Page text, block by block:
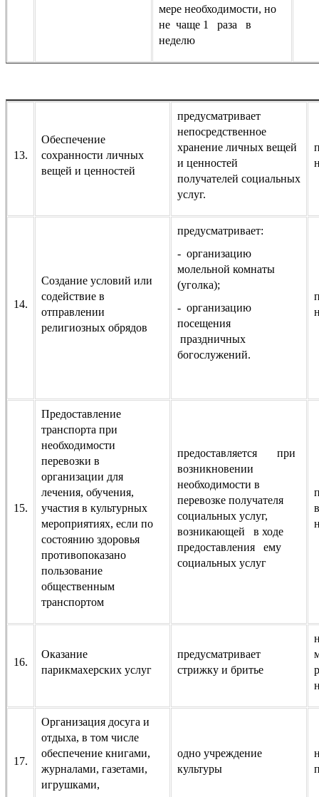
мере необходимости, но
не чаще 1 раза в
неделю
13.
Обеспечение
сохранности личных
вещей и ценностей
предусматривает
непосредственное
хранение личных вещей
и ценностей
получателей социальных
услуг.
14.
Создание условий или
содействие в
отправлении
религиозных обрядов
предусматривает:
- организацию
молельной комнаты
(уголка);
- организацию
посещения
праздничных
богослужений.
15.
Предоставление
транспорта при
необходимости
перевозки в
организации для
лечения, обучения,
участия в культурных
мероприятиях, если по
состоянию здоровья
противопоказано
пользование
общественным
транспортом
предоставляется при
возникновении
необходимости в
перевозке получателя
социальных услуг,
возникающей в ходе
предоставления ему
социальных услуг
16.
Оказание
парикмахерских услуг
предусматривает
стрижку и бритье
17.
Организация досуга и
отдыха, в том числе
обеспечение книгами,
журналами, газетами,
игрушками,
одно учреждение
культуры